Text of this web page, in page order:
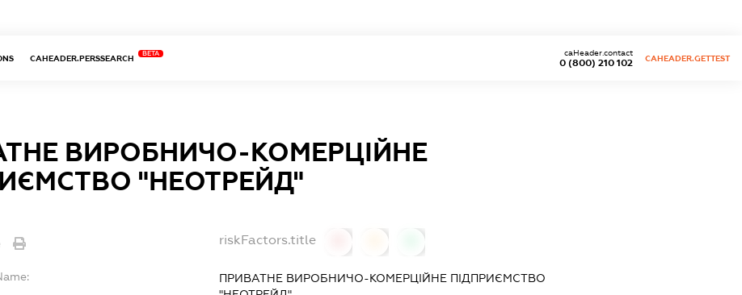
CAHEADER.PERSSEARCH
BETA
0 (800) 210 102
caHeader.contact
CAHEADER.GETTEST
ВИРОБНИЧО-КОМЕРЦІЙНЕ
"НЕОТРЕЙД"
riskFactors.title
ПРИВАТНЕ ВИРОБНИЧО-КОМЕРЦІЙНЕ ПІДПРИЄМСТВО